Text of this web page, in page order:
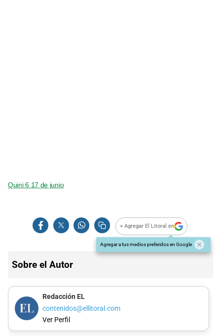
Quini 6 17 de junio
+ Agregar El Litoral en
Agregar a tus medios preferidos en Google
Sobre el Autor
Redacción EL
contenidos@ellitoral.com
Ver Perfil